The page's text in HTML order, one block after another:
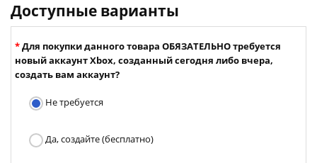
Доступные варианты
Для покупки данного товара ОБЯЗАТЕЛЬНО требуется
новый аккаунт Xbox, созданный сегодня либо вчера,
создать вам аккаунт?
Не требуется
Да, создайте (бесплатно)